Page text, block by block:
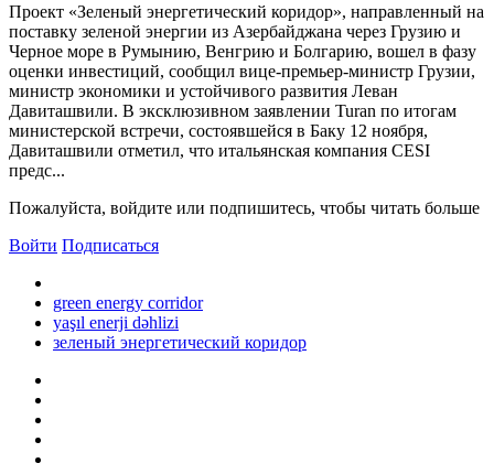
Проект «Зеленый энергетический коридор», направленный на
поставку зеленой энергии из Азербайджана через Грузию и
Черное море в Румынию, Венгрию и Болгарию, вошел в фазу
оценки инвестиций, сообщил вице-премьер-министр Грузии,
министр экономики и устойчивого развития Леван
Давиташвили. В эксклюзивном заявлении Turan по итогам
министерской встречи, состоявшейся в Баку 12 ноября,
Давиташвили отметил, что итальянская компания CESI
предс...
Пожалуйста, войдите или подпишитесь, чтобы читать больше
Войти Подписаться
green energy corridor
yaşıl enerji dəhlizi
зеленый энергетический коридор